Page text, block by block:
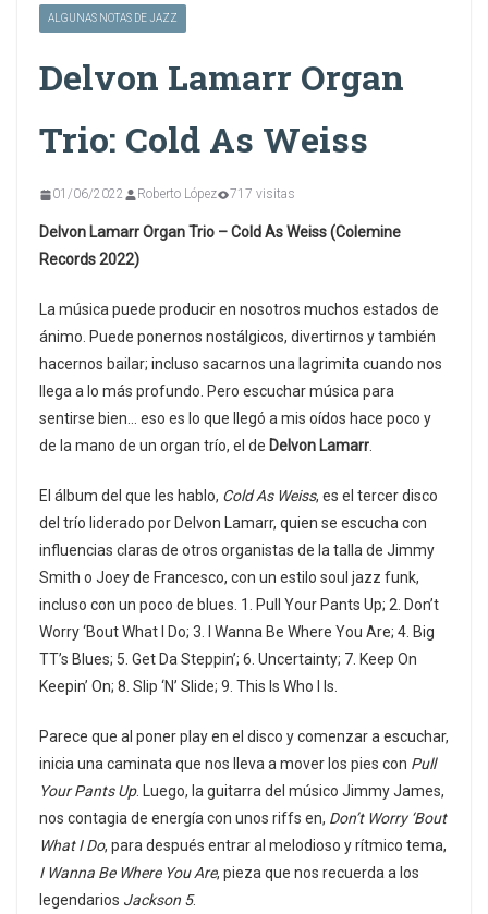
ALGUNAS NOTAS DE JAZZ
Delvon Lamarr Organ
Trio: Cold As Weiss
01/06/2022 Roberto López 717 visitas
Delvon Lamarr Organ Trio – Cold As Weiss (Colemine
Records 2022)
La música puede producir en nosotros muchos estados de
ánimo. Puede ponernos nostálgicos, divertirnos y también
hacernos bailar; incluso sacarnos una lagrimita cuando nos
llega a lo más profundo. Pero escuchar música para
sentirse bien… eso es lo que llegó a mis oídos hace poco y
de la mano de un organ trío, el de Delvon Lamarr
El álbum del que les hablo, Cold As Weiss, es el tercer disco
del trío liderado por Delvon Lamarr, quien se escucha con
influencias claras de otros organistas de la talla de Jimmy
Smith o Joey de Francesco, con un estilo soul jazz funk,
incluso con un poco de blues. 1. Pull Your Pants Up; 2. Don’t
Worry ‘Bout What I Do; 3. I Wanna Be Where You Are; 4. Big
TT’s Blues; 5. Get Da Steppin’; 6. Uncertainty; 7. Keep On
Keepin’ On; 8. Slip ‘N’ Slide; 9. This Is Who I Is.
Parece que al poner play en el disco y comenzar a escuchar,
inicia una caminata que nos lleva a mover los pies con Pull
Your Pants Up. Luego, la guitarra del músico Jimmy James,
nos contagia de energía con unos riffs en, Don’t Worry ‘Bout
What I Do, para después entrar al melodioso y rítmico tema,
I Wanna Be Where You Are, pieza que nos recuerda a los
legendarios Jackson 5.